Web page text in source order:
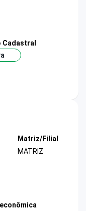
Cadastral
Matriz/Filial
MATRIZ